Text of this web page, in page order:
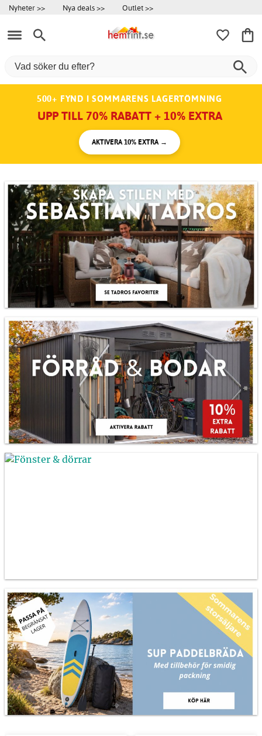
Nyheter >> Nya deals >> Outlet >>
500+ FYND I SOMMARENS LAGERTÖMNING
UPP TILL 70% RABATT + 10% EXTRA
AKTIVERA 10% EXTRA →